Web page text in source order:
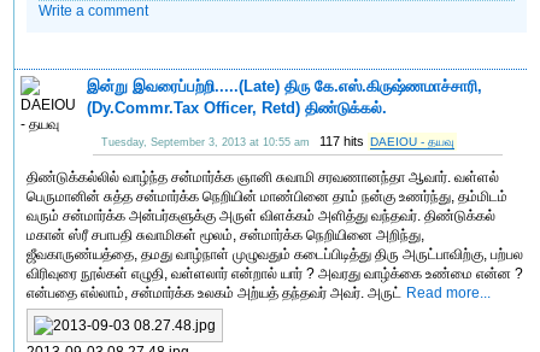
Write a comment
இன்று இவரைப்பற்றி.....(Late) திரு கே.எஸ்.கிருஷ்ணமாச்சாரி,
(Dy.Commr.Tax Officer, Retd) திண்டுக்கல்.
Tuesday, September 3, 2013 at 10:55 am 117 hits DAEIOU - தயவு
திண்டுக்கல்லில் வாழ்ந்த சன்மார்க்க ஞானி சுவாமி சரவணானந்தா ஆவார். வள்ளல்
பெருமானின் சுத்த சன்மார்க்க நெறியின் மாண்பினை தாம் நன்கு உணர்ந்து, தம்மிடம்
வரும் சன்மார்க்க அன்பர்களுக்கு அருள் விளக்கம் அளித்து வந்தவர். திண்டுக்கல்
மகான் ஸ்ரீ சபாபதி சுவாமிகள் மூலம், சன்மார்க்க நெறியினை அறிந்து,
ஜீவகாருண்யத்தை, தமது வாழ்நாள் முழுவதும் கடைப்பிடித்து திரு அருட்பாவிற்கு, பற்பல
விரிவுரை நூல்கள் எழுதி, வள்ளலார் என்றால் யார் ? அவரது வாழ்க்கை உண்மை என்ன ?
என்பதை எல்லாம், சன்மார்க்க உலகம் அற்யத் தந்தவர் அவர். அருட் Read more...